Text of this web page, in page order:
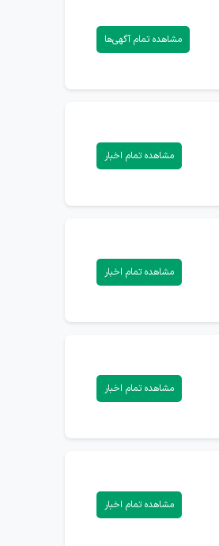
مشاهده تمام آگهی‌ها
مشاهده تمام اخبار
مشاهده تمام اخبار
مشاهده تمام اخبار
مشاهده تمام اخبار